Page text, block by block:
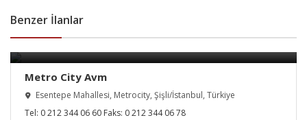
Benzer İlanlar
Metro City Avm
Esentepe Mahallesi, Metrocity, Şişli/İstanbul, Türkiye
Tel: 0 212 344 06 60 Faks: 0 212 344 06 78